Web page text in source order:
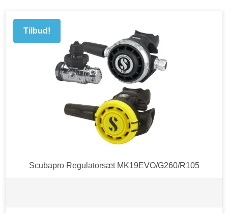
Tilbud!
Scubapro Regulatorsæt MK19EVO/G260/R105